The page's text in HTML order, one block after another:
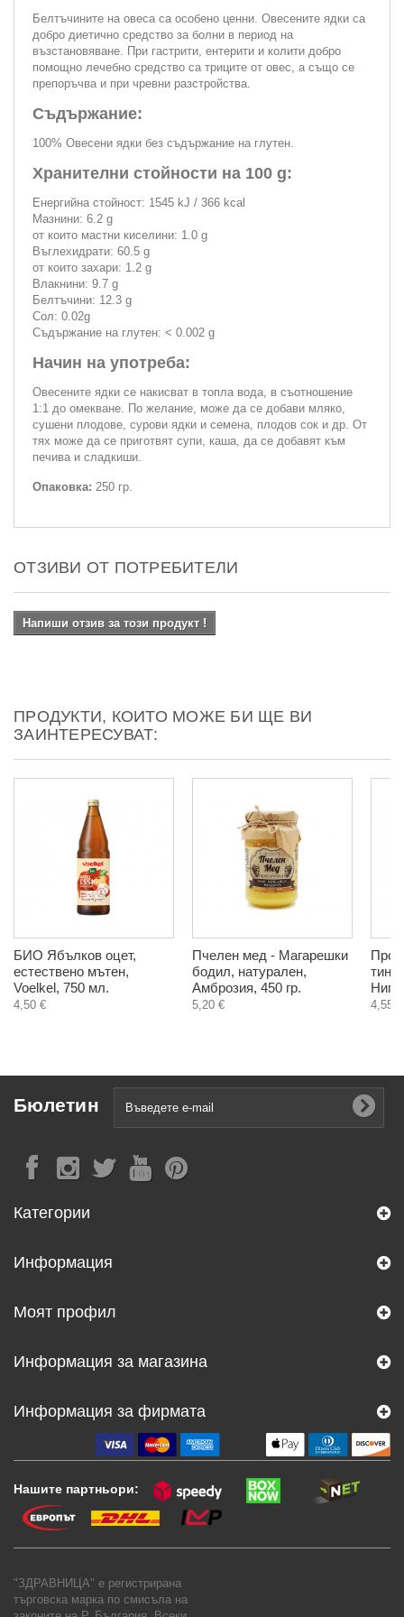
Белтъчините на овеса са особено ценни. Овесените ядки са
добро диетично средство за болни в период на
възстановяване. При гастрити, ентерити и колити добро
помощно лечебно средство са триците от овес, а също се
препоръчва и при чревни разстройства.
Съдържание:
100% Овесени ядки без съдържание на глутен.
Хранителни стойности на 100 g:
Енергийна стойност: 1545 kJ / 366 kcal
Мазнини: 6.2 g
от които мастни киселини: 1.0 g
Въглехидрати: 60.5 g
от които захари: 1.2 g
Влакнини: 9.7 g
Белтъчини: 12.3 g
Сол: 0.02g
Съдържание на глутен: < 0.002 g
Начин на употреба:
Овесените ядки се накисват в топла вода, в съотношение
1:1 до омекване. По желание, може да се добави мляко,
сушени плодове, сурови ядки и семена, плодов сок и др. От
тях може да се приготвят супи, каша, да се добавят към
печива и сладкиши.
Опаковка: 250 гр.
ОТЗИВИ ОТ ПОТРЕБИТЕЛИ
Напиши отзив за този продукт !
ПРОДУКТИ, КОИТО МОЖЕ БИ ЩЕ ВИ
ЗАИНТЕРЕСУВАТ:
БИО Ябълков оцет,
естествено мътен,
Voelkel, 750 мл.
4,50 €
Пчелен мед - Магарешки
бодил, натурален,
Амброзия, 450 гр.
5,20 € 4,55 €
Бюлетин
Категории
Информация
Моят профил
Информация за магазина
Информация за фирмата
Нашите партньори:
"ЗДРАВНИЦА" е регистрирана
търговска марка по смисъла на